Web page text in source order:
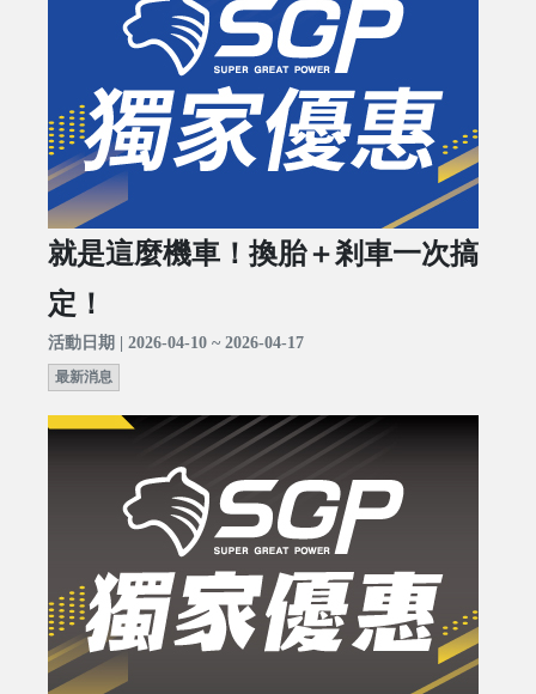
就是這麼機車！換胎＋剎車一次搞
定！
活動日期 | 2026-04-10 ~ 2026-04-17
最新消息